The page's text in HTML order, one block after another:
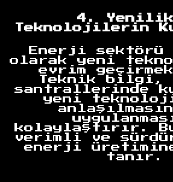
4.
Teknolojilerin
Enerji sektörü
olarak yeni
evrim
Teknik bilgi,
santrallerinde
yeni
kolaylaştırır.
verimli ve
enerji
tanır.